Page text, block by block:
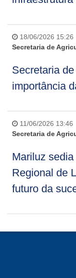
18/06/2026 15:26
Secretaria de
Secretaria
importância
11/06/2026 13:46
Secretaria de
Mariluz
Regional de
futuro da